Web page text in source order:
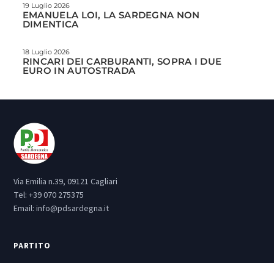
19 Luglio 2026
EMANUELA LOI, LA SARDEGNA NON
DIMENTICA
18 Luglio 2026
RINCARI DEI CARBURANTI, SOPRA I DUE
EURO IN AUTOSTRADA
Via Emilia n.39, 09121 Cagliari
Tel: +39 070 275375
Email: info@pdsardegna.it
PARTITO